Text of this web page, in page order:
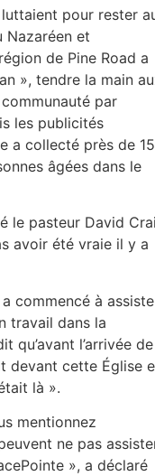
pour rester
Nazaréen et
de Pine Road a
», tendre la main
par
les publicités
a collecté près de
âgées dans le
le pasteur David
avoir été vraie il y a
commencé à
travail dans la
qu’avant l’arrivée de
devant cette Église
là ».
mentionnez
ne pas
», a déclaré